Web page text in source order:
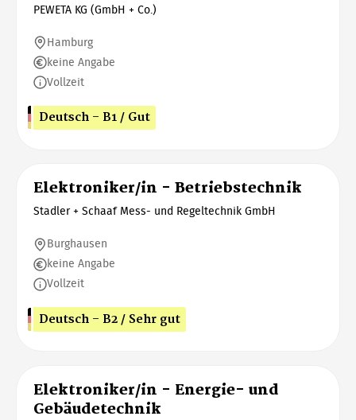
PEWETA KG (GmbH + Co.)
Hamburg
keine Angabe
Vollzeit
Deutsch - B1 / Gut
Elektroniker/in - Betriebstechnik
Stadler + Schaaf Mess- und Regeltechnik GmbH
Burghausen
keine Angabe
Vollzeit
Deutsch - B2 / Sehr gut
Elektroniker/in - Energie- und
Gebäudetechnik